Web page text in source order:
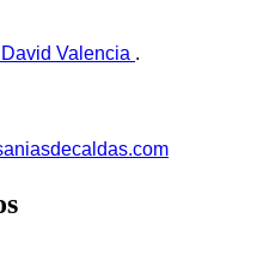
Valencia .